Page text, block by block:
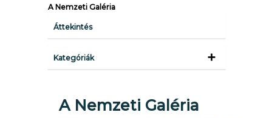
A Nemzeti Galéria
Áttekintés
Kategóriák
A Nemzeti Galéria